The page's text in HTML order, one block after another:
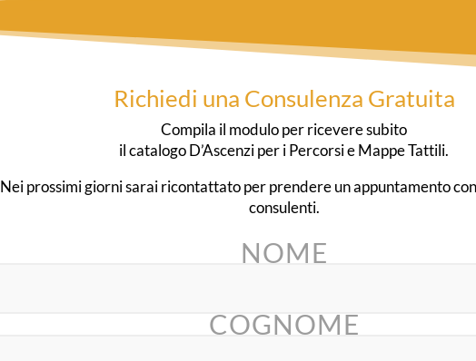
Richiedi una Consulenza Gratuita
Compila il modulo per ricevere subito
il catalogo D’Ascenzi per i Percorsi e Mappe Tattili.
Nei prossimi giorni sarai ricontattato per prendere un appuntamento
consulenti.
NOME
COGNOME